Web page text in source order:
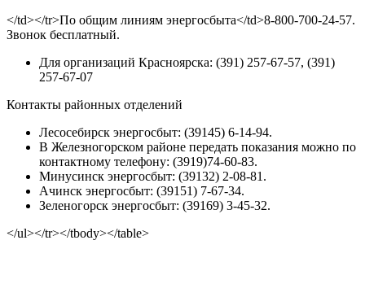
</td></tr>По общим линиям энергосбыта</td>8-800-700-24-57.
Звонок бесплатный.
Для организаций Красноярска: (391) 257-67-57, (391)
257-67-07
Контакты районных отделений
Лесосебирск энергосбыт: (39145) 6-14-94.
В Железногорском районе передать показания можно по
контактному телефону: (3919)74-60-83.
Минусинск энергосбыт: (39132) 2-08-81.
Ачинск энергосбыт: (39151) 7-67-34.
Зеленогорск энергосбыт: (39169) 3-45-32.
</ul></tr></tbody></table>